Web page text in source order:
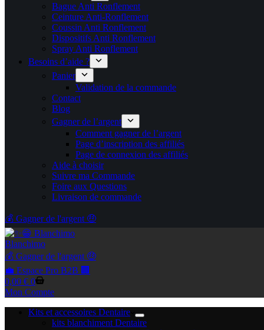
Bague Anti Ronflement
Ceinture Anti-Ronflement
Coussin Anti Ronflement
Dispositifs Anti Ronflement
Spray Anti Ronflement
Besoins d’aide ?
Panier
Validation de la commande
Contact
Blog
Gagner de l’argent
Comment gagner de l’argent
Page d’inscription des affiliés
Page de connexion des affiliés
Aide à choisir
Suivre ma Commande
Foire aux Questions
Livraison de commande
💰 Gagner de l'argent 🤑
Blanchimo
💰 Gagner de l'argent 🤑
💼 Espace Pro B2B 🏢
Panier
d’achat
0,00 € 0
Mon Compte
Kits et accessoires Dentaire
kits blanchiment Dentaire